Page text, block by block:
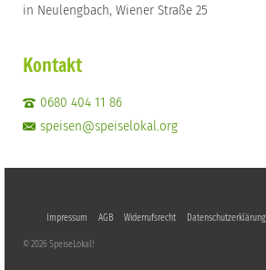
in Neulengbach, Wiener Straße 25
Kontakt
0680 404 11 86
speisen@speiselokal.org
Impressum AGB Widerrufsrecht Datenschutzerklärung
© 2026 SpeiseLokal!